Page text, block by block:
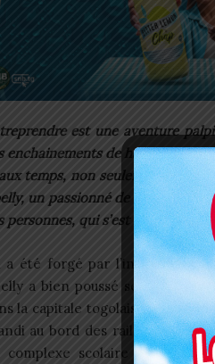
est une aventure
enchainements de hauts et de
temps, non seulement pour
un passionné de
personnes, qui s’est donné pour
a été forgé par l’influence de
a bien poussé ses premiers
la capitale togolaise, plus
au bord des rails, qu’il fit
complexe scolaire